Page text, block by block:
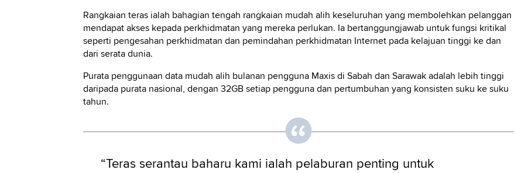
Rangkaian teras ialah bahagian tengah rangkaian mudah alih keseluruhan yang membolehkan pelanggan
mendapat akses kepada perkhidmatan yang mereka perlukan. Ia bertanggungjawab untuk fungsi kritikal
seperti pengesahan perkhidmatan dan pemindahan perkhidmatan Internet pada kelajuan tinggi ke dan
dari serata dunia.
Purata penggunaan data mudah alih bulanan pengguna Maxis di Sabah dan Sarawak adalah lebih tinggi
daripada purata nasional, dengan 32GB setiap pengguna dan pertumbuhan yang konsisten suku ke suku
tahun.
“Teras serantau baharu kami ialah pelaburan penting untuk